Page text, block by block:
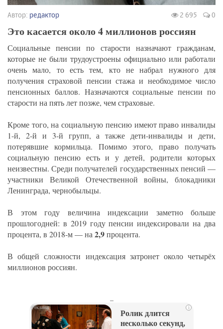
Автор: редактор 2 695 0
Это касается около 4 миллионов россиян
Социальные пенсии по старости назначают гражданам,
которые не были трудоустроены официально или работали
очень мало, то есть тем, кто не набрал нужного для
получения страховой пенсии стажа и необходимое число
пенсионных баллов. Назначаются социальные пенсии по
старости на пять лет позже, чем страховые.
Кроме того, на социальную пенсию имеют право инвалиды
1-й, 2-й и 3-й групп, а также дети-инвалиды и дети,
потерявшие кормильца. Помимо этого, право получать
социальную пенсию есть и у детей, родители которых
неизвестны. Среди получателей государственных пенсий —
участники Великой Отечественной войны, блокадники
Ленинграда, чернобыльцы.
В этом году величина индексации заметно больше
прошлогодней: в 2019 году пенсии индексировали на два
процента, в 2018-м — на2,9процента.
В общей сложности индексация затронет около четырёх
миллионов россиян.
i
Ролик длится
несколько секунд,